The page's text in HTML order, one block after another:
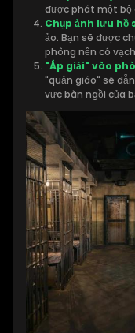
được phát một bộ
Chụp ảnh lưu hồ
ảo. Bạn sẽ được
phông nền có
"Áp giải" vào
"quản giáo" sẽ
vực bàn ngồi của